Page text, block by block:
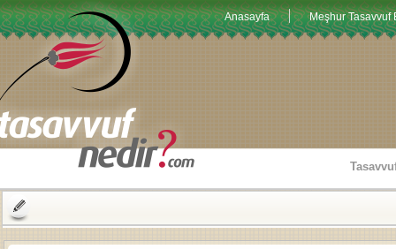
Anasayfa Meşhur Tasavvuf